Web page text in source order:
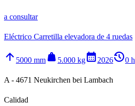
a consultar
Eléctrico Carretilla elevadora de 4 ruedas
arrow_upward 5000 mm weight 5.000 kgcalendar_month2026history_20 h
A - 4671 Neukirchen bei Lambach
Calidad